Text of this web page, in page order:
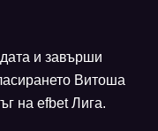
и завърши
Витоша
на efbet Лига.